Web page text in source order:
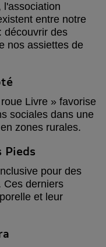
l'association
entre notre
découvrir des
nos assiettes de
Livre » favorise
sociales dans une
zones rurales.
Pieds
pour des
Ces derniers
et leur